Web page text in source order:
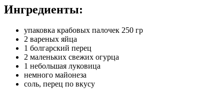
Ингредиенты:
упаковка крабовых палочек 250 гр
2 вареных яйца
1 болгарский перец
2 маленьких свежих огурца
1 небольшая луковица
немного майонеза
соль, перец по вкусу